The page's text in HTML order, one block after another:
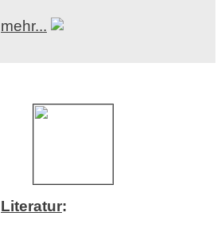
mehr...
Literatur: